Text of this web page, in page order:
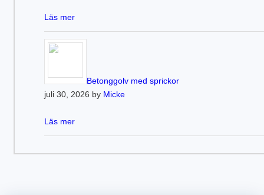
Läs mer
Betonggolv med sprickor
juli 30, 2026 by Micke
Läs mer